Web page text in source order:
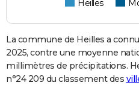
Heilles
La commune de Heilles a
2025, contre une moyenne
millimètres de précipitations.
n°24 209 du classement des